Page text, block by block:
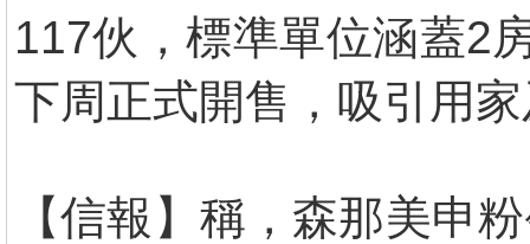
117伙，標準單位涵蓋2
下周正式開售，吸引用
【信報】稱，森那美申